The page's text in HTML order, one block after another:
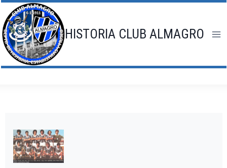
Saltar
al
contenido
HISTORIA CLUB ALMAGRO